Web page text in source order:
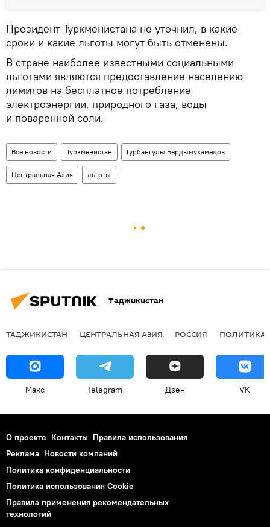
Президент Туркменистана не уточнил, в какие
сроки и какие льготы могут быть отменены.
В стране наиболее известными социальными
льготами являются предоставление населению
лимитов на бесплатное потребление
электроэнергии, природного газа, воды
и поваренной соли.
Все новости Туркменистан Гурбангулы Бердымухамедов
Центральная Азия льготы
Таджикистан
ТАДЖИКИСТАН ЦЕНТРАЛЬНАЯ АЗИЯ РОССИЯ ПОЛИТИКА
Макс Telegram Дзен VK
О проекте Контакты Правила использования
Реклама Новости компаний
Политика конфиденциальности
Политика использования Cookie
Правила применения рекомендательных
технологий